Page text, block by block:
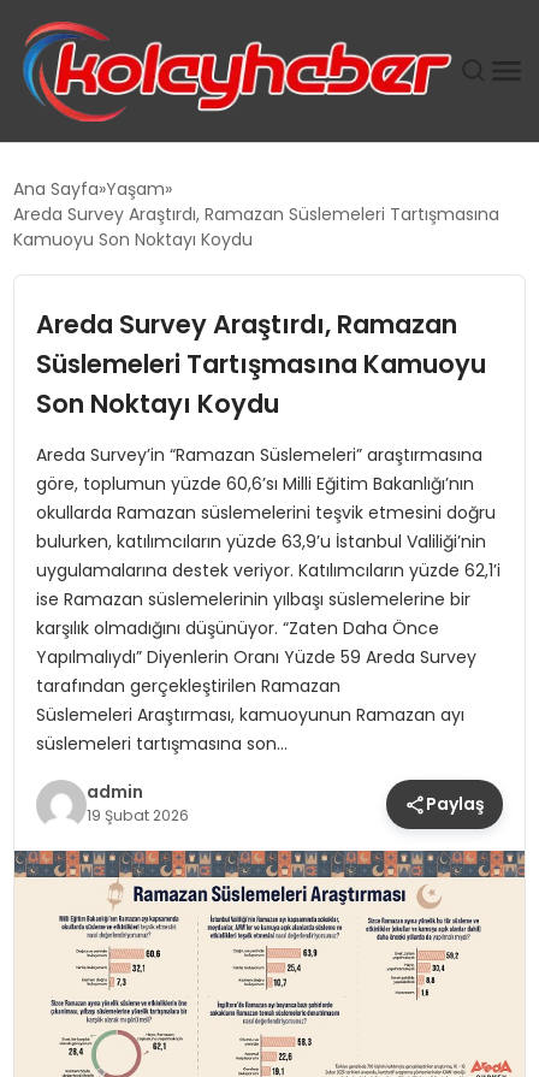
SUWEN’IN İSTIHDAM MODELI EKONOMIDE KADIN
TANYER YAPI ZEMIN MÜHENDISLIĞINDE HEDEF
BÜYÜTTÜ
TOROSLAR’DA PAZAR GERGİNLİĞİ!
Ana Sayfa Yaşam
Areda Survey Araştırdı, Ramazan Süslemeleri Tartışmasına
Kamuoyu Son Noktayı Koydu
Areda Survey Araştırdı, Ramazan
Süslemeleri Tartışmasına Kamuoyu
Son Noktayı Koydu
Areda Survey’in “Ramazan Süslemeleri” araştırmasına
göre, toplumun yüzde 60,6’sı Milli Eğitim Bakanlığı’nın
okullarda Ramazan süslemelerini teşvik etmesini doğru
bulurken, katılımcıların yüzde 63,9’u İstanbul Valiliği’nin
uygulamalarına destek veriyor. Katılımcıların yüzde 62,1’i
ise Ramazan süslemelerinin yılbaşı süslemelerine bir
karşılık olmadığını düşünüyor. “Zaten Daha Önce
Yapılmalıydı” Diyenlerin Oranı Yüzde 59 Areda Survey
tarafından gerçekleştirilen Ramazan
Süslemeleri Araştırması, kamuoyunun Ramazan ayı
süslemeleri tartışmasına son…
admin
19 Şubat 2026 Paylaş